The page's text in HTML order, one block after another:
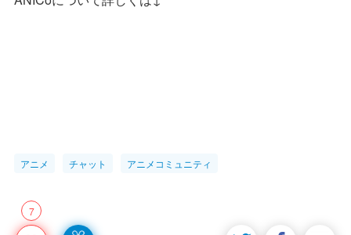
アニメ チャット アニメコミュニティ
7